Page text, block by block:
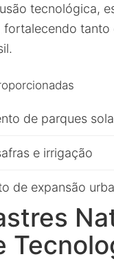
tecnológica,
fortalecendo
de parques
e irrigação
de expansão